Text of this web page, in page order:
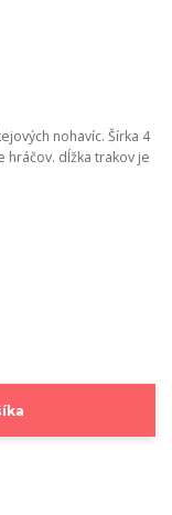
nohavíc. Šírka 4
hráčov. dĺžka trakov je